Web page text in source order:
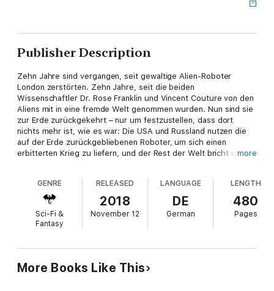
Publisher Description
Zehn Jahre sind vergangen, seit gewaltige Alien-Roboter
London zerstörten. Zehn Jahre, seit die beiden
Wissenschaftler Dr. Rose Franklin und Vincent Couture von den
Aliens mit in eine fremde Welt genommen wurden. Nun sind sie
zur Erde zurückgekehrt – nur um festzustellen, dass dort
nichts mehr ist, wie es war: Die USA und Russland nutzen die
auf der Erde zurückgebliebenen Roboter, um sich einen
erbitterten Krieg zu liefern, und der Rest der Welt bricht unter
Stunde der Menschheit geschlagen?
more
GENRE
Sci-Fi &
Fantasy
RELEASED
2018
November 12
LANGUAGE
DE
German
LENGTH
480
Pages
More Books Like This